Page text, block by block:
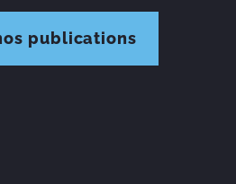
publications